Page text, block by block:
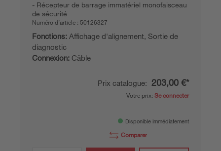
Récepteur de barrage immatériel monofaisceau
de sécurité
Numéro d’article : 50126327
Fonctions: Affichage d'alignement, Sortie de
diagnostic
Connexion: Câble
Prix catalogue: 203,00 €*
Votre prix: Se connecter
Disponible immédiatement
Comparer